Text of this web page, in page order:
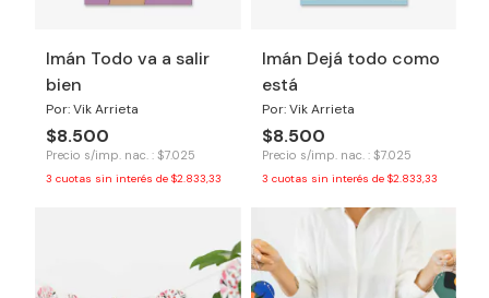
Imán Todo va a salir
bien
Por: Vik Arrieta
$8.500
Precio s/imp. nac. : $7.025
3 cuotas sin interés de $2.833,33
Imán Dejá todo como
está
Por: Vik Arrieta
$8.500
Precio s/imp. nac. : $7.025
3 cuotas sin interés de $2.833,33